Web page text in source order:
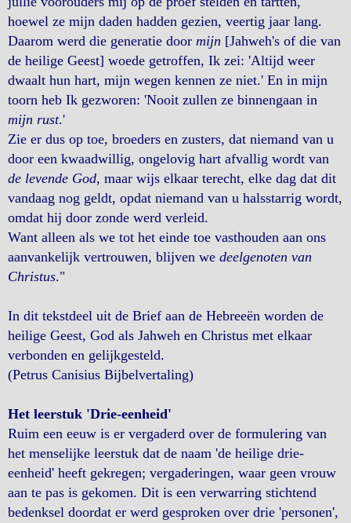
hoewel ze mijn daden hadden gezien, veertig jaar lang.
Daarom werd die generatie door mijn [Jahweh's of die van
de heilige Geest] woede getroffen, Ik zei: 'Altijd weer
dwaalt hun hart, mijn wegen kennen ze niet.' En in mijn
toorn heb Ik gezworen: 'Nooit zullen ze binnengaan in
mijn rust.'
Zie er dus op toe, broeders en zusters, dat niemand van u
door een kwaadwillig, ongelovig hart afvallig wordt van
de levende God, maar wijs elkaar terecht, elke dag dat dit
vandaag nog geldt, opdat niemand van u halsstarrig wordt,
omdat hij door zonde werd verleid.
Want alleen als we tot het einde toe vasthouden aan ons
aanvankelijk vertrouwen, blijven we deelgenoten van
Christus."
In dit tekstdeel uit de Brief aan de Hebreeën worden de
heilige Geest, God als Jahweh en Christus met elkaar
verbonden en gelijkgesteld.
(Petrus Canisius Bijbelvertaling)
Het leerstuk 'Drie-eenheid'
Ruim een eeuw is er vergaderd over de formulering van
het menselijke leerstuk dat de naam 'de heilige drie-
eenheid' heeft gekregen; vergaderingen, waar geen vrouw
aan te pas is gekomen. Dit is een verwarring stichtend
bedenksel doordat er werd gesproken over drie 'personen',